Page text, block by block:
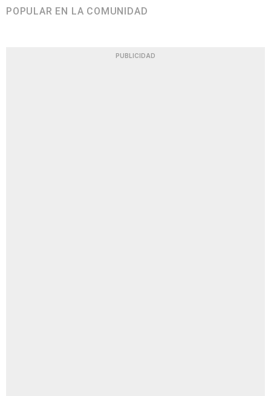
POPULAR EN LA COMUNIDAD
PUBLICIDAD